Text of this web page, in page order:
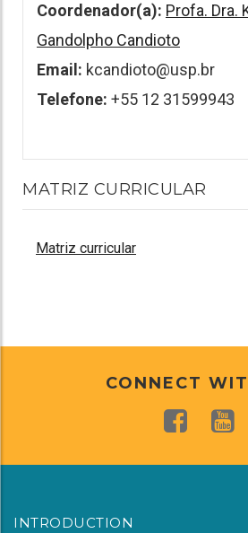
Coordenador(a): Profa. Dra.
Gandolpho Candioto
Email: kcandioto@usp.br
Telefone: +55 12 31599943
MATRIZ CURRICULAR
Matriz curricular
CONNECT
INTRODUCTION